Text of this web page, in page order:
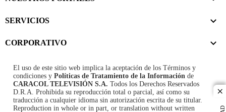
SERVICIOS
CORPORATIVO
El uso de este sitio web implica la aceptación de los Términos y
condiciones y Políticas de Tratamiento de la Información de
CARACOL TELEVISIÓN S.A. Todos los Derechos Reservados
D.R.A. Prohibida su reproducción total o parcial, así como su
traducción a cualquier idioma sin autorización escrita de su titular.
Reproduction in whole or in part, or translation without written